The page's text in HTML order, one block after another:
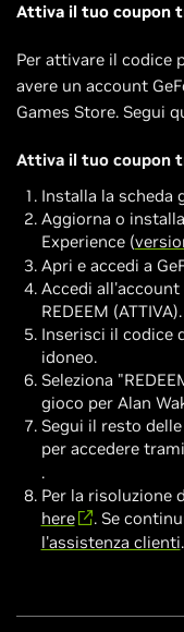
Attiva il tuo coupon
Per attivare il codice
avere un account
Games Store. Segui
Attiva il tuo coupon
Installa la scheda
Aggiorna o
Experience (
Apri e accedi a
Accedi
REDEEM (ATTIVA).
Inserisci il codice
idoneo.
Seleziona
gioco per Alan
Segui il resto
per accedere
.
Per la risoluzione
here
. Se
l'assistenza clienti.